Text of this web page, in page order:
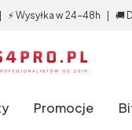
Wysyłka w 24-48h | 🚚
Promocje